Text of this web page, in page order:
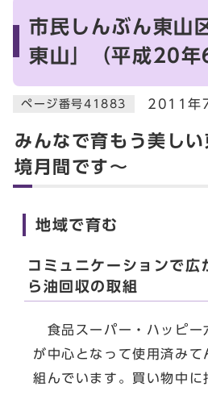
市民しんぶん東山
東山」（平成20年
ページ番号41883 2011年
みんなで育もう美し
境月間です～
地域で育む
コミュニケーションで広
ら油回収の取組
食品スーパー・ハッピー
が中心となって使用済みて
組んでいます。買い物中に